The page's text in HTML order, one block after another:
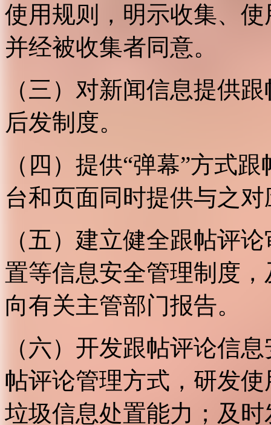
使用规则，明示收集、
并经被收集者同意。
（三）对新闻信息提供
后发制度。
（四）提供“弹幕”方式
台和页面同时提供与之
（五）建立健全跟帖评
置等信息安全管理制度
向有关主管部门报告。
（六）开发跟帖评论信
帖评论管理方式，研发
垃圾信息处置能力；及